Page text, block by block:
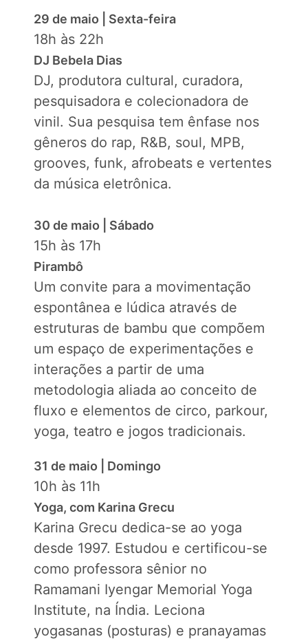
29 de maio | Sexta-feira
18h às 22h
DJ Bebela Dias
DJ, produtora cultural, curadora,
pesquisadora e colecionadora de
vinil. Sua pesquisa tem ênfase nos
gêneros do rap, R&B, soul, MPB,
grooves, funk, afrobeats e vertentes
da música eletrônica.
30 de maio | Sábado
15h às 17h
Pirambô
Um convite para a movimentação
espontânea e lúdica através de
estruturas de bambu que compõem
um espaço de experimentações e
interações a partir de uma
metodologia aliada ao conceito de
fluxo e elementos de circo, parkour,
yoga, teatro e jogos tradicionais.
31 de maio | Domingo
10h às 11h
Yoga, com Karina Grecu
Karina Grecu dedica-se ao yoga
desde 1997. Estudou e certificou-se
como professora sênior no
Ramamani Iyengar Memorial Yoga
Institute, na Índia. Leciona
yogasanas (posturas) e pranayamas